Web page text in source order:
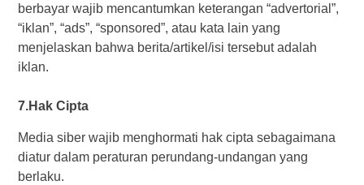
berbayar wajib mencantumkan keterangan “advertorial”,
“iklan”, “ads”, “sponsored”, atau kata lain yang
menjelaskan bahwa berita/artikel/isi tersebut adalah
iklan.
7.Hak Cipta
Media siber wajib menghormati hak cipta sebagaimana
diatur dalam peraturan perundang-undangan yang
berlaku.